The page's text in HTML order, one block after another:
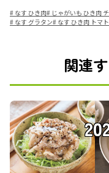
# なす ひき肉# じゃがいも ひき肉
# なす グラタン# なす ひき肉 トマト
関連